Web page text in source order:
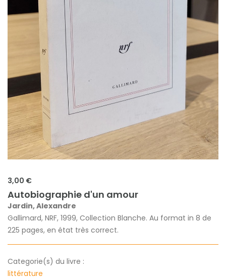
3,00 €
Autobiographie d'un amour
Jardin, Alexandre
Gallimard, NRF, 1999, Collection Blanche. Au format in 8 de
225 pages, en état très correct.
Categorie(s) du livre :
littérature